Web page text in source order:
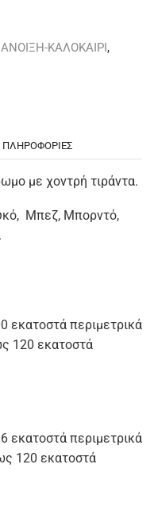
ΑΝΟΙΞΗ-ΚΑΛΟΚΑΙΡΙ,
ΠΛΗΡΟΦΟΡΊΕΣ
με χοντρή τιράντα.
Μπεζ, Μπορντό,
εκατοστά περιμετρικά
120 εκατοστά
εκατοστά περιμετρικά
120 εκατοστά